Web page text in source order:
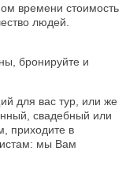
времени стоимость
людей.
бронируйте и
для вас тур, или же
свадебный или
приходите в
мы Вам